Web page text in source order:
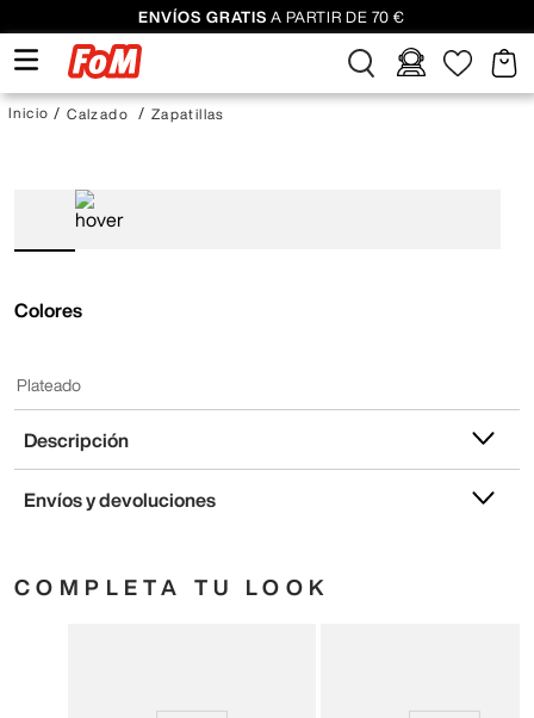
ENVÍOS GRATIS A PARTIR DE 70 €
Calzado Zapatillas
Colores
Plateado
Descripción
Envíos y devoluciones
COMPLETA TU LOOK